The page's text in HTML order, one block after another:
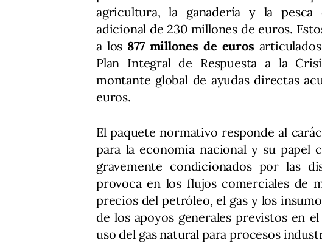
agricultura, la ganadería y la pesca
adicional de 230 millones de euros.
a los 877 millones de euros
Plan Integral de Respuesta a la
montante global de ayudas directas
euros.
El paquete normativo responde al
para la economía nacional y su papel
gravemente condicionados por las
provoca en los flujos comerciales de
precios del petróleo, el gas y los
de los apoyos generales previstos en
uso del gas natural para procesos